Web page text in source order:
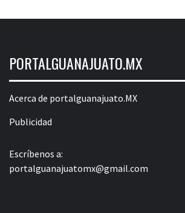
PORTALGUANAJUATO.MX
Acerca de portalguanajuato.MX
Publicidad
Escríbenos a:
portalguanajuatomx@gmail.com